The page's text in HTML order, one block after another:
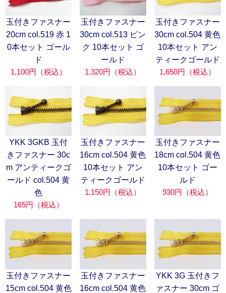
玉付きファスナー
20cm col.519 赤 1
0本セット ゴール
ド
1,100円（税込）
玉付きファスナー
30cm col.513 ピン
ク 10本セット ゴ
ールド
1,320円（税込）
玉付きファスナー
30cm col.504 黄色
10本セット アン
ティークゴールド
1,650円（税込）
YKK 3GKB 玉付
きファスナー 30c
m アンティークゴ
ールド col.504 黄
色
165円（税込）
玉付きファスナー
16cm col.504 黄色
10本セット アン
ティークゴールド
1,150円（税込）
玉付きファスナー
18cm col.504 黄色
10本セット ゴー
ルド
930円（税込）
玉付きファスナー
15cm col.504 黄色
玉付きファスナー
16cm col.504 黄色
YKK 3G 玉付きフ
ァスナー 30cm ゴ